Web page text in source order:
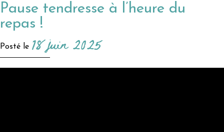
Pause tendresse à l’heure du
repas !
Posté le 18 juin 2025